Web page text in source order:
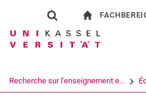
Show search form
Search term
Recherche sur l'enseignement e...